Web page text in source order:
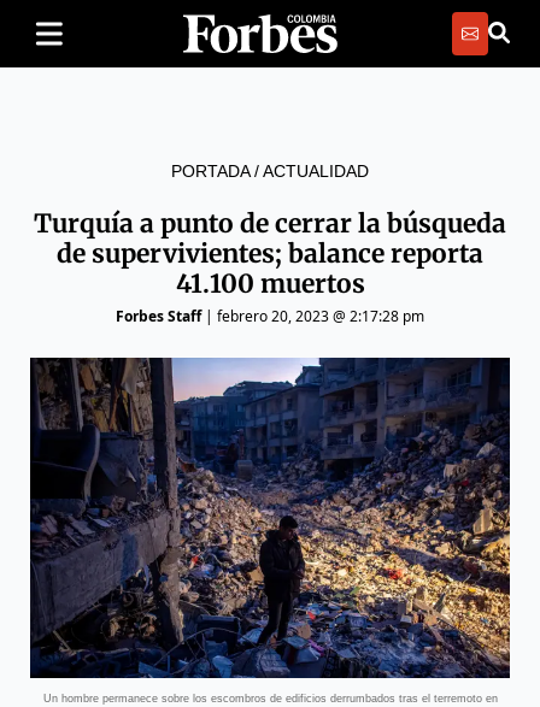
PORTADA/ACTUALIDAD
Turquía a punto de cerrar la búsqueda
de supervivientes; balance reporta
41.100 muertos
Forbes Staff| febrero 20, 2023 @ 2:17:28 pm
Un hombre permanece sobre los escombros de edificios derrumbados tras el terremoto en